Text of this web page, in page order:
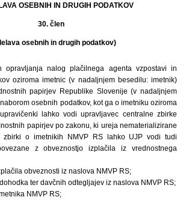
OSEBNIH IN DRUGIH PODATKOV
30. člen
osebnih in drugih podatkov)
opravljanja nalog plačilnega agenta vzpostavi in
oziroma imetnic (v nadaljnjem besedilu: imetnik)
papirjev Republike Slovenije (v nadaljnjem
osebnih podatkov, kot ga o imetniku oziroma
lahko vodi upravljavec centralne zbirke
papirjev po zakonu, ki ureja nematerializirane
zbirki o imetnikih NMVP RS lahko UJP vodi tudi
z obveznostjo izplačila iz vrednostnega
obveznosti iz naslova NMVP RS;
ter davčnih odtegljajev iz naslova NMVP RS;
NMVP RS;